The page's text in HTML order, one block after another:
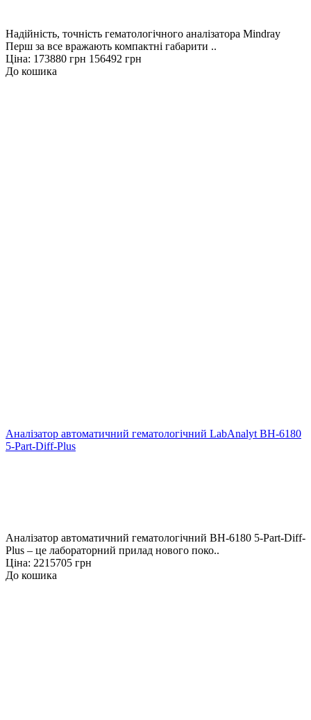
Надійність, точність гематологічного аналізатора Mindray
Перш за все вражають компактні габарити ..
Ціна: 173880 грн 156492 грн
До кошика
Аналізатор автоматичний гематологічний LabAnalyt BH-6180
5-Part-Diff-Plus
Аналізатор автоматичний гематологічний BH-6180 5-Part-Diff-
Plus – це лабораторний прилад нового поко..
Ціна: 2215705 грн
До кошика